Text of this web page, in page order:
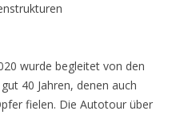
wurde begleitet von den
40 Jahren, denen auch
fielen. Die Autotour über